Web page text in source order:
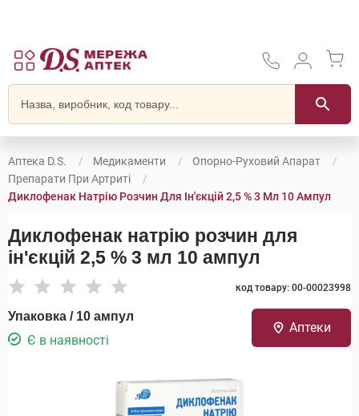
Аптека D.S. Медикаменти
Опорно-Руховий Апарат
Препарати При Артриті
Диклофенак Натрію Розчин Для Ін'єкцій 2,5 % 3 Мл 10 Ампул
Диклофенак натрію розчин для
ін'єкцій 2,5 % 3 мл 10 ампул
код товару: 00-00023998
Упаковка / 10 ампул
Є в наявності
Аптеки